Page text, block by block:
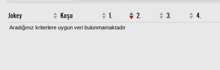
Jokey Koşu 1. 2. 3. 4.
Aradığınız kriterlere uygun veri bulunmamaktadır